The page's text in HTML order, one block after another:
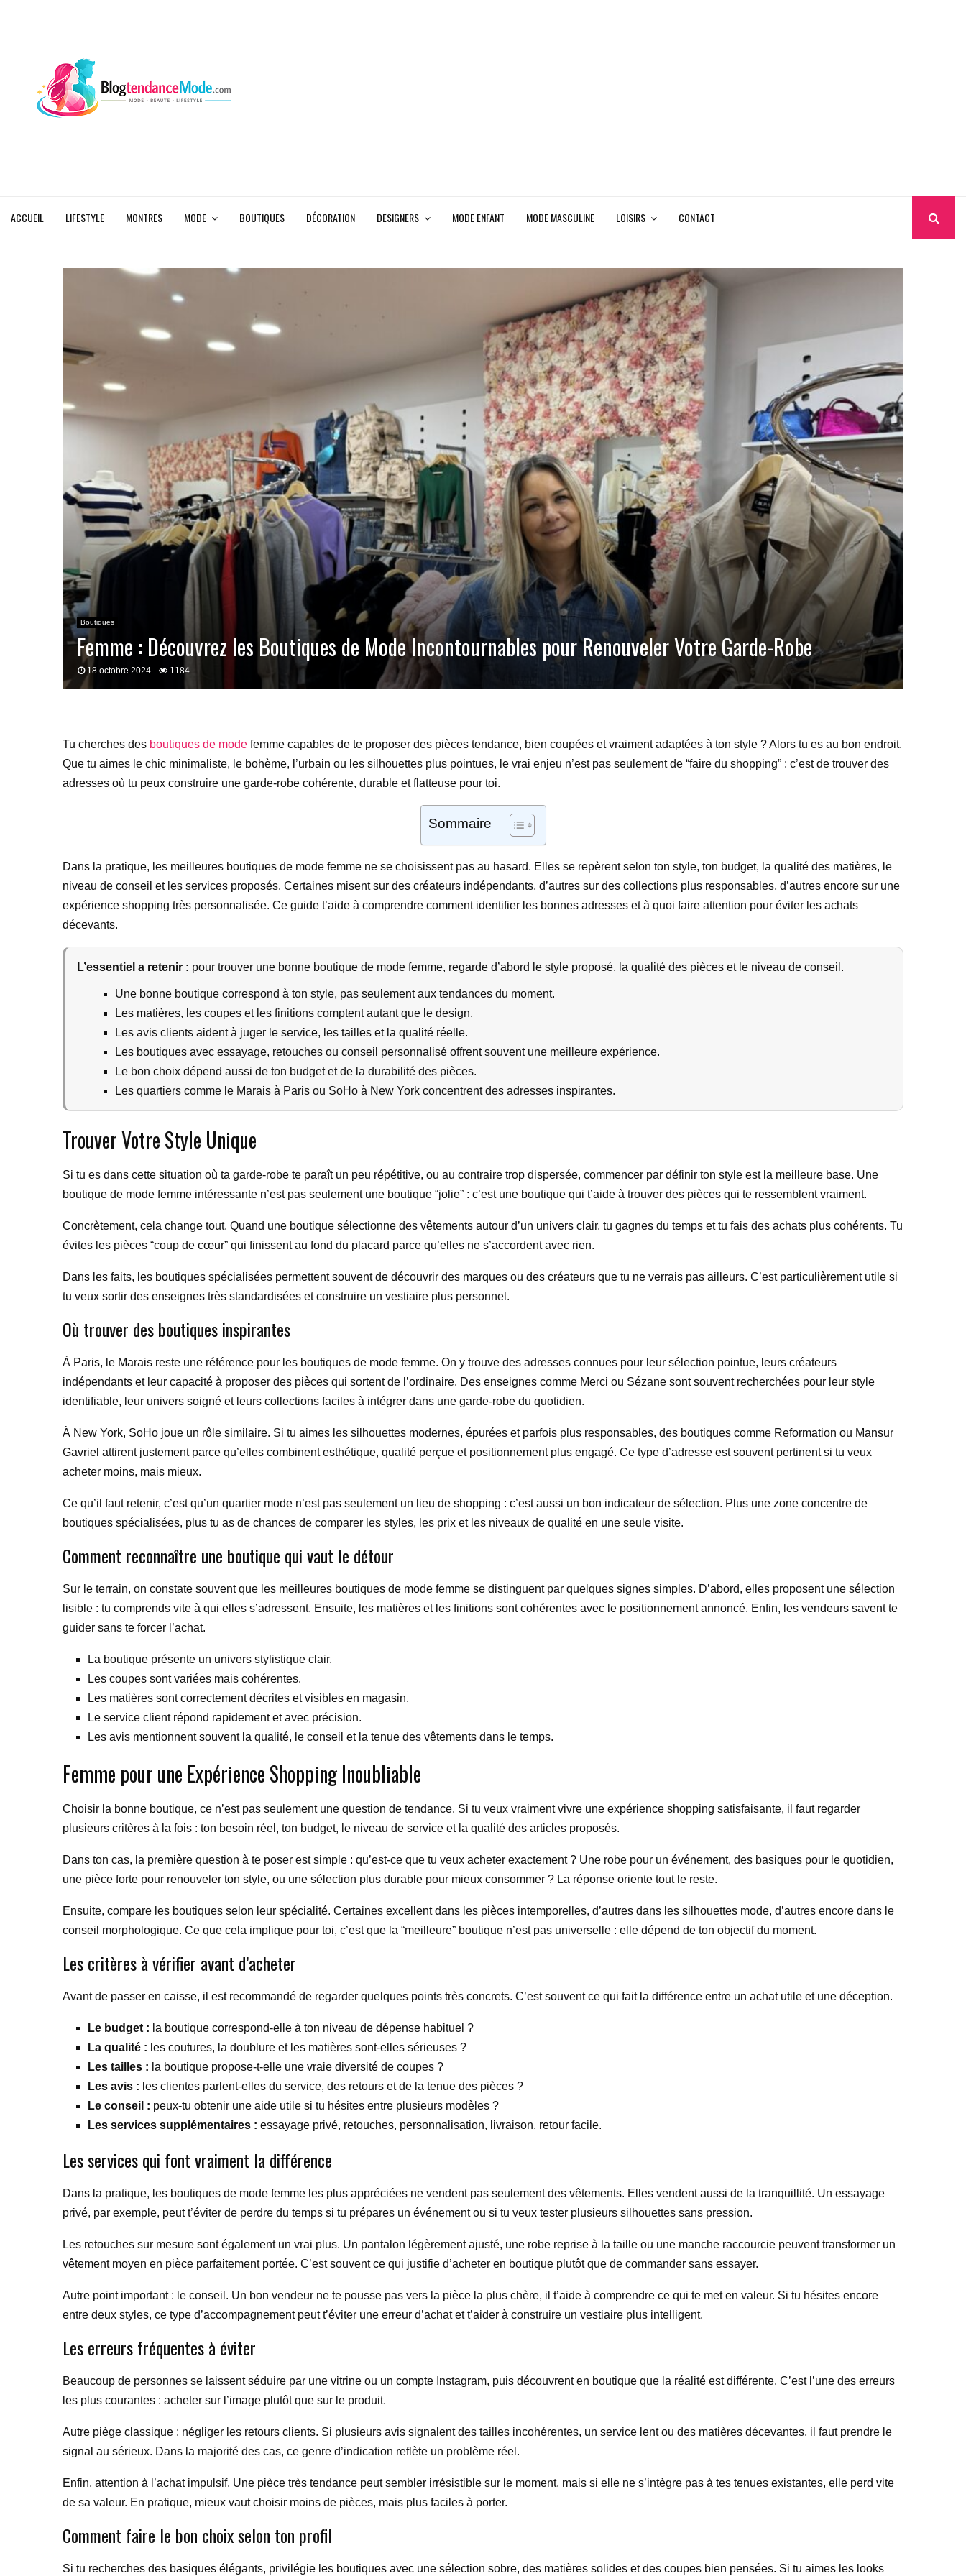
ACCUEIL LIFESTYLE MONTRES MODE BOUTIQUES DÉCORATION DESIGNERS MODE ENFANT MODE MASCULINE LOISIRS CONTACT
Boutiques
Femme : Découvrez les Boutiques de Mode Incontournables pour Renouveler Votre Garde-Robe
18 octobre 2024 1184
Tu cherches des boutiques de mode femme capables de te proposer des pièces tendance, bien coupées et vraiment adaptées à ton style ? Alors tu es au bon endroit.
Que tu aimes le chic minimaliste, le bohème, l’urbain ou les silhouettes plus pointues, le vrai enjeu n’est pas seulement de “faire du shopping” : c’est de trouver des
adresses où tu peux construire une garde-robe cohérente, durable et flatteuse pour toi.
Sommaire
Dans la pratique, les meilleures boutiques de mode femme ne se choisissent pas au hasard. Elles se repèrent selon ton style, ton budget, la qualité des matières, le
niveau de conseil et les services proposés. Certaines misent sur des créateurs indépendants, d’autres sur des collections plus responsables, d’autres encore sur une
expérience shopping très personnalisée. Ce guide t’aide à comprendre comment identifier les bonnes adresses et à quoi faire attention pour éviter les achats
décevants.
L’essentiel a retenir : pour trouver une bonne boutique de mode femme, regarde d’abord le style proposé, la qualité des pièces et le niveau de conseil.
Une bonne boutique correspond à ton style, pas seulement aux tendances du moment.
Les matières, les coupes et les finitions comptent autant que le design.
Les avis clients aident à juger le service, les tailles et la qualité réelle.
Les boutiques avec essayage, retouches ou conseil personnalisé offrent souvent une meilleure expérience.
Le bon choix dépend aussi de ton budget et de la durabilité des pièces.
Les quartiers comme le Marais à Paris ou SoHo à New York concentrent des adresses inspirantes.
Trouver Votre Style Unique
Si tu es dans cette situation où ta garde-robe te paraît un peu répétitive, ou au contraire trop dispersée, commencer par définir ton style est la meilleure base. Une
boutique de mode femme intéressante n’est pas seulement une boutique “jolie” : c’est une boutique qui t’aide à trouver des pièces qui te ressemblent vraiment.
Concrètement, cela change tout. Quand une boutique sélectionne des vêtements autour d’un univers clair, tu gagnes du temps et tu fais des achats plus cohérents. Tu
évites les pièces “coup de cœur” qui finissent au fond du placard parce qu’elles ne s’accordent avec rien.
Dans les faits, les boutiques spécialisées permettent souvent de découvrir des marques ou des créateurs que tu ne verrais pas ailleurs. C’est particulièrement utile si
tu veux sortir des enseignes très standardisées et construire un vestiaire plus personnel.
Où trouver des boutiques inspirantes
À Paris, le Marais reste une référence pour les boutiques de mode femme. On y trouve des adresses connues pour leur sélection pointue, leurs créateurs
indépendants et leur capacité à proposer des pièces qui sortent de l’ordinaire. Des enseignes comme Merci ou Sézane sont souvent recherchées pour leur style
identifiable, leur univers soigné et leurs collections faciles à intégrer dans une garde-robe du quotidien.
À New York, SoHo joue un rôle similaire. Si tu aimes les silhouettes modernes, épurées et parfois plus responsables, des boutiques comme Reformation ou Mansur
Gavriel attirent justement parce qu’elles combinent esthétique, qualité perçue et positionnement plus engagé. Ce type d’adresse est souvent pertinent si tu veux
acheter moins, mais mieux.
Ce qu’il faut retenir, c’est qu’un quartier mode n’est pas seulement un lieu de shopping : c’est aussi un bon indicateur de sélection. Plus une zone concentre de
boutiques spécialisées, plus tu as de chances de comparer les styles, les prix et les niveaux de qualité en une seule visite.
Comment reconnaître une boutique qui vaut le détour
Sur le terrain, on constate souvent que les meilleures boutiques de mode femme se distinguent par quelques signes simples. D’abord, elles proposent une sélection
lisible : tu comprends vite à qui elles s’adressent. Ensuite, les matières et les finitions sont cohérentes avec le positionnement annoncé. Enfin, les vendeurs savent te
guider sans te forcer l’achat.
La boutique présente un univers stylistique clair.
Les coupes sont variées mais cohérentes.
Les matières sont correctement décrites et visibles en magasin.
Le service client répond rapidement et avec précision.
Les avis mentionnent souvent la qualité, le conseil et la tenue des vêtements dans le temps.
Femme pour une Expérience Shopping Inoubliable
Choisir la bonne boutique, ce n’est pas seulement une question de tendance. Si tu veux vraiment vivre une expérience shopping satisfaisante, il faut regarder
plusieurs critères à la fois : ton besoin réel, ton budget, le niveau de service et la qualité des articles proposés.
Dans ton cas, la première question à te poser est simple : qu’est-ce que tu veux acheter exactement ? Une robe pour un événement, des basiques pour le quotidien,
une pièce forte pour renouveler ton style, ou une sélection plus durable pour mieux consommer ? La réponse oriente tout le reste.
Ensuite, compare les boutiques selon leur spécialité. Certaines excellent dans les pièces intemporelles, d’autres dans les silhouettes mode, d’autres encore dans le
conseil morphologique. Ce que cela implique pour toi, c’est que la “meilleure” boutique n’est pas universelle : elle dépend de ton objectif du moment.
Les critères à vérifier avant d’acheter
Avant de passer en caisse, il est recommandé de regarder quelques points très concrets. C’est souvent ce qui fait la différence entre un achat utile et une déception.
Le budget : la boutique correspond-elle à ton niveau de dépense habituel ?
La qualité : les coutures, la doublure et les matières sont-elles sérieuses ?
Les tailles : la boutique propose-t-elle une vraie diversité de coupes ?
Les avis : les clientes parlent-elles du service, des retours et de la tenue des pièces ?
Le conseil : peux-tu obtenir une aide utile si tu hésites entre plusieurs modèles ?
Les services supplémentaires : essayage privé, retouches, personnalisation, livraison, retour facile.
Les services qui font vraiment la différence
Dans la pratique, les boutiques de mode femme les plus appréciées ne vendent pas seulement des vêtements. Elles vendent aussi de la tranquillité. Un essayage
privé, par exemple, peut t’éviter de perdre du temps si tu prépares un événement ou si tu veux tester plusieurs silhouettes sans pression.
Les retouches sur mesure sont également un vrai plus. Un pantalon légèrement ajusté, une robe reprise à la taille ou une manche raccourcie peuvent transformer un
vêtement moyen en pièce parfaitement portée. C’est souvent ce qui justifie d’acheter en boutique plutôt que de commander sans essayer.
Autre point important : le conseil. Un bon vendeur ne te pousse pas vers la pièce la plus chère, il t’aide à comprendre ce qui te met en valeur. Si tu hésites encore
entre deux styles, ce type d’accompagnement peut t’éviter une erreur d’achat et t’aider à construire un vestiaire plus intelligent.
Les erreurs fréquentes à éviter
Beaucoup de personnes se laissent séduire par une vitrine ou un compte Instagram, puis découvrent en boutique que la réalité est différente. C’est l’une des erreurs
les plus courantes : acheter sur l’image plutôt que sur le produit.
Autre piège classique : négliger les retours clients. Si plusieurs avis signalent des tailles incohérentes, un service lent ou des matières décevantes, il faut prendre le
signal au sérieux. Dans la majorité des cas, ce genre d’indication reflète un problème réel.
Enfin, attention à l’achat impulsif. Une pièce très tendance peut sembler irrésistible sur le moment, mais si elle ne s’intègre pas à tes tenues existantes, elle perd vite
de sa valeur. En pratique, mieux vaut choisir moins de pièces, mais plus faciles à porter.
Comment faire le bon choix selon ton profil
Si tu recherches des basiques élégants, privilégie les boutiques avec une sélection sobre, des matières solides et des coupes bien pensées. Si tu aimes les looks